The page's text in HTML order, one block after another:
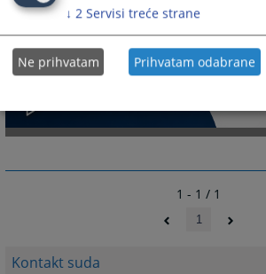
Kontakt suda
1 - 1 / 1
1
↓ 2 Servisi treće strane
Ne prihvatam Prihvatam odabrane